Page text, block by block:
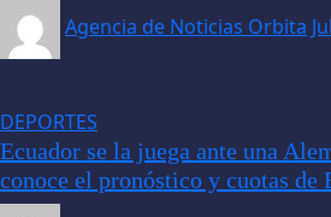
Agencia de Noticias Orbita
DEPORTES
Ecuador se la juega ante una
conoce el pronóstico y cuotas de